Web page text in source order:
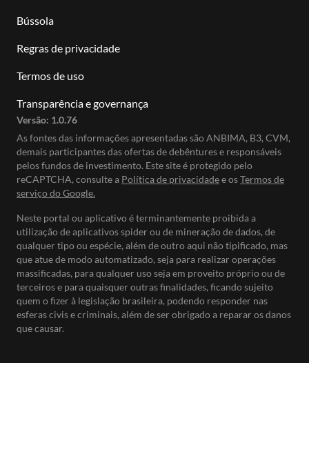
Bússola
Regras de privacidade
Termos de uso
Transparência e governança
Versão: 1.0.76
As fontes das informações apresentadas são ANBIMA, B3, CVM,
demais participantes das ofertas de debêntures e responsáveis
pelos fundos de investimento. Este site é protegido pelo
reCAPTCHA, consulte a Política de privacidadee osTermos de
serviço do Google.
Neste portal ou aplicativo é terminantemente proibida a
utilização de aplicativos spider ou de mineração de dados, de
qualquer tipo ou espécie, além de outro aqui não tipificado, mas
que atue de modo automatizado, seja para realizar operações
massificadas, para qualquer uso seja em proveito próprio ou de
terceiros e para quaisquer outras finalidades, ficando sujeito
quem o fizer à legislação brasileira, podendo responder nas
esferas civis e criminais, além de ser obrigado a reparar os danos
que causar.